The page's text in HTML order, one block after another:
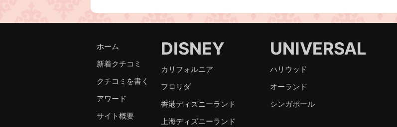
ホーム
新着クチコミ
クチコミを書く
アワード
サイト概要
DISNEY
カリフォルニア
フロリダ
香港ディズニーランド
上海ディズニーランド
UNIVERSAL
ハリウッド
オーランド
シンガポール